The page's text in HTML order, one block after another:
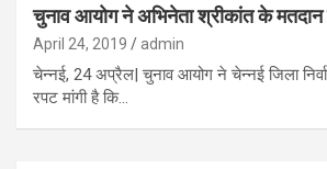
चुनाव आयोग ने अभिनेता श्रीकांत के मतदान
April 24, 2019 admin
चेन्नई, 24 अप्रैल| चुनाव आयोग ने चेन्नई जिला
रपट मांगी है कि…